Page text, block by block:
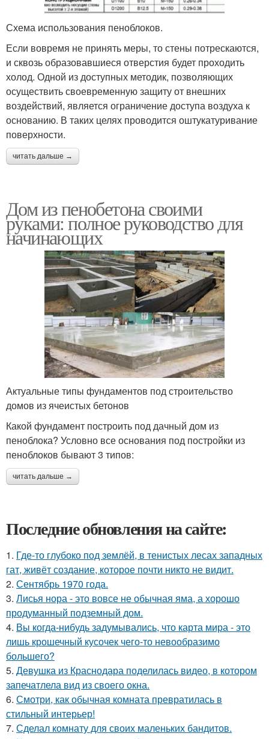
Схема использования пеноблоков.
Если вовремя не принять меры, то стены потрескаются,
и сквозь образовавшиеся отверстия будет проходить
холод. Одной из доступных методик, позволяющих
осуществить своевременную защиту от внешних
воздействий, является ограничение доступа воздуха к
основанию. В таких целях проводится оштукатуривание
поверхности.
читать дальше →
Дом из пенобетона своими
руками: полное руководство для
начинающих
Актуальные типы фундаментов под строительство
домов из ячеистых бетонов
Какой фундамент построить под дачный дом из
пеноблока? Условно все основания под постройки из
пеноблоков бывают 3 типов:
читать дальше →
Последние обновления на сайте:
1. Где-то глубоко под землёй, в тенистых лесах западных
гат, живёт создание, которое почти никто не видит.
2. Сентябрь 1970 года.
3. Лисья нора - это вовсе не обычная яма, а хорошо
продуманный подземный дом.
4. Вы когда-нибудь задумывались, что карта мира - это
лишь крошечный кусочек чего-то невообразимо
большего?
5. Девушка из Краснодара поделилась видео, в котором
запечатлела вид из своего окна.
6. Смотри, как обычная комната превратилась в
стильный интерьер!
7. Сделал комнату для своих маленьких бандитов.